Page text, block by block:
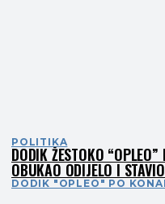
POLITIKA
DODIK ŽESTOKO
OBUKAO ODIJELO I
DODIK "OPLEO" PO